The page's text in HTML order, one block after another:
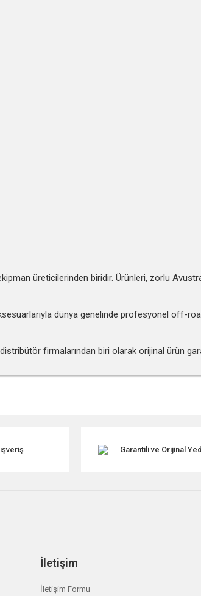
üreticilerinden biridir. Ürünleri, zorlu
dünya genelinde profesyonel off-
firmalarından biri olarak orijinal ürün
Garantili ve Orijinal
İletişim
İletişim Formu